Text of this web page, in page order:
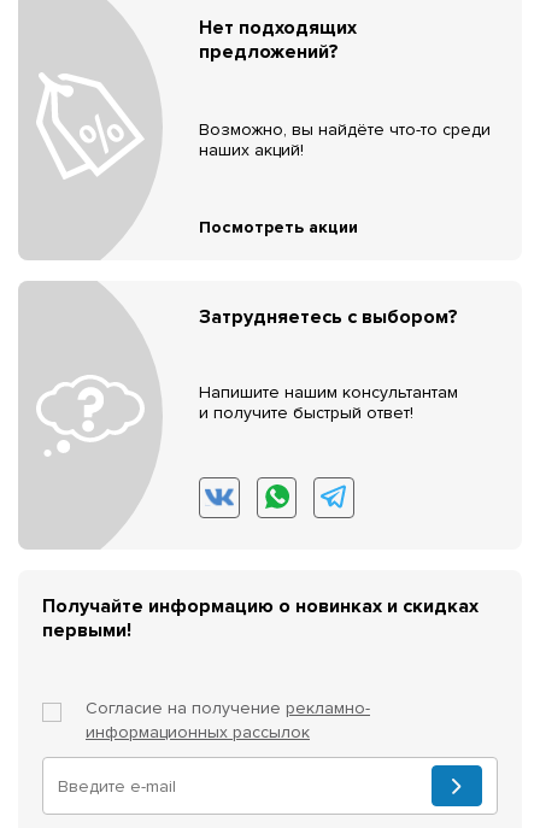
Нет подходящих
предложений?
Возможно, вы найдёте что-то среди
наших акций!
Посмотреть акции
Затрудняетесь с выбором?
Напишите нашим консультантам
и получите быстрый ответ!
Получайте информацию о новинках и скидках
первыми!
Согласие на получение рекламно-
информационных рассылок